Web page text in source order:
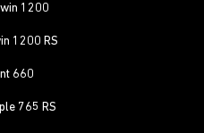
1200
1200 RS
660
765 RS